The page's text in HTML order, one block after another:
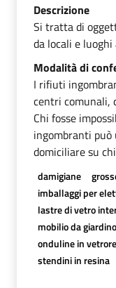
Descrizione
Si tratta di
da locali e
Modalità di
I rifiuti
centri comunali,
Chi fosse
ingombranti
domiciliare su
damigiane
imballaggi per
lastre di vetro
mobilio da
onduline in
stendini in resina